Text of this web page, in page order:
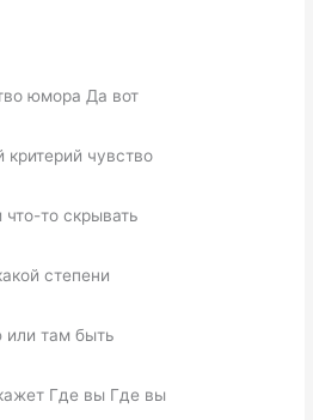
юмора Да вот
критерий чувство
то скрывать
степени
или там быть
Где вы Где вы